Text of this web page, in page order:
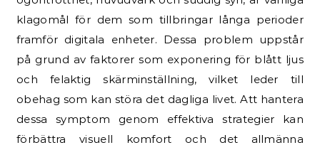
klagomål för dem som tillbringar långa perioder
framför digitala enheter. Dessa problem uppstår
på grund av faktorer som exponering för blått ljus
och felaktig skärminställning, vilket leder till
obehag som kan störa det dagliga livet. Att hantera
dessa symptom genom effektiva strategier kan
förbättra visuell komfort och det allmänna